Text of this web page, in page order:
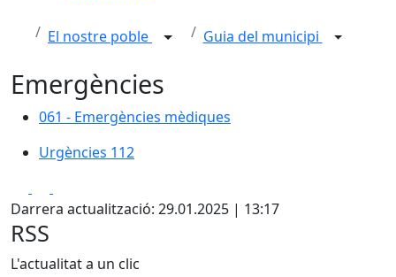
El nostre poble Guia del municipi
Emergències
061 - Emergències mèdiques
061 - Emergències mèdiques
Urgències 112
Urgències 112
Darrera actualització: 29.01.2025 | 13:17
RSS
L'actualitat a un clic